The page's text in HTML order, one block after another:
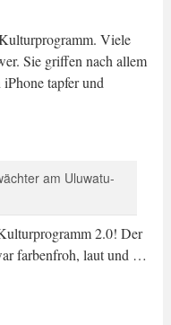
Viele
Sie griffen nach allem
tapfer und
am Uluwatu-
2.0! Der
farbenfroh, laut und …